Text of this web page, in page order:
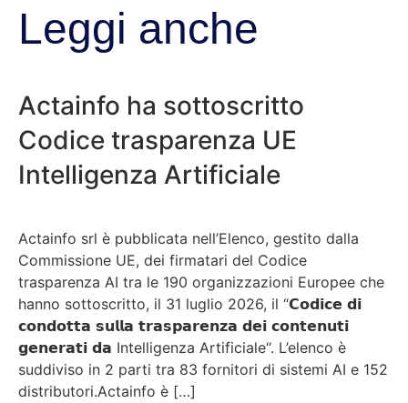
Leggi anche
Actainfo ha sottoscritto
Codice trasparenza UE
Intelligenza Artificiale
Actainfo srl è pubblicata nell’Elenco, gestito dalla
Commissione UE, dei firmatari del Codice
trasparenza AI tra le 190 organizzazioni Europee che
hanno sottoscritto, il 31 luglio 2026, il “𝗖𝗼𝗱𝗶𝗰𝗲 𝗱𝗶
𝗰𝗼𝗻𝗱𝗼𝘁𝘁𝗮 𝘀𝘂𝗹𝗹𝗮 𝘁𝗿𝗮𝘀𝗽𝗮𝗿𝗲𝗻𝘇𝗮 𝗱𝗲𝗶 𝗰𝗼𝗻𝘁𝗲𝗻𝘂𝘁𝗶
𝗴𝗲𝗻𝗲𝗿𝗮𝘁𝗶 𝗱𝗮 Intelligenza Artificiale“. L’elenco è
suddiviso in 2 parti tra 83 fornitori di sistemi AI e 152
distributori.Actainfo è […]